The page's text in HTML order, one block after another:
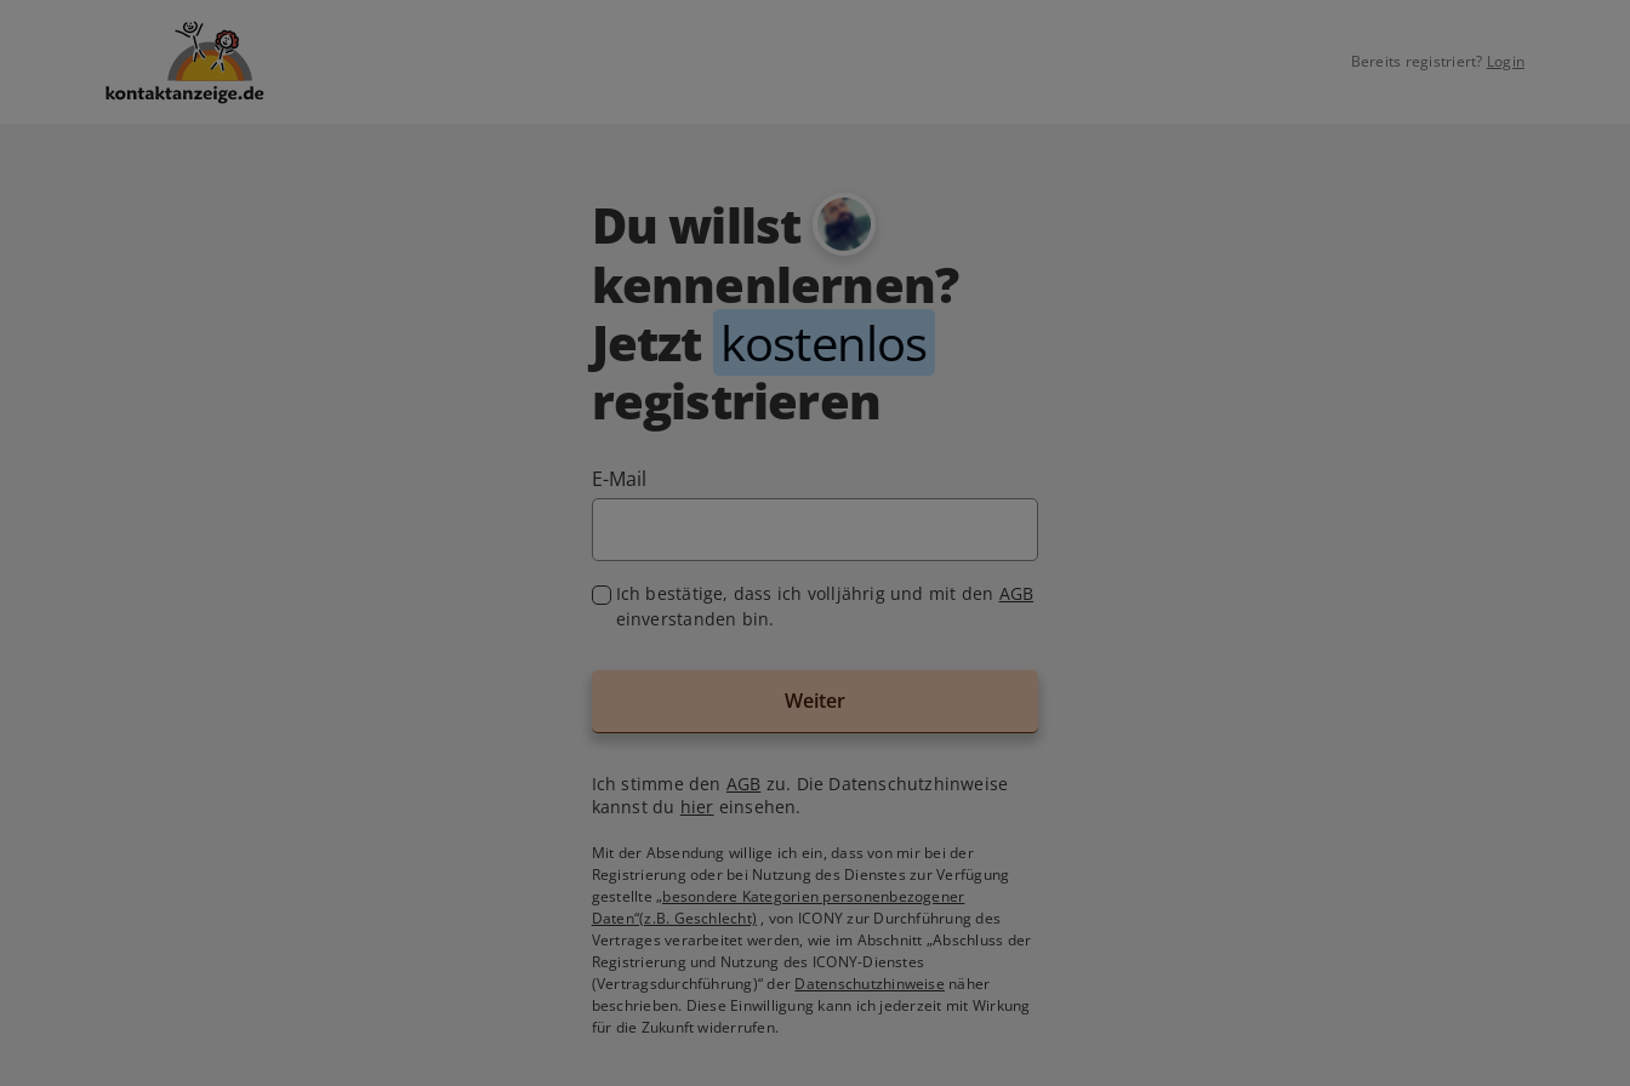
Bereits registriert? Login
Du willst
kennenlernen?
Jetzt kostenlos
registrieren
E-Mail
Ich bestätige, dass ich volljährig und mit den AGB
einverstanden bin.
Weiter
Ich stimme den AGB zu. Die Datenschutzhinweise
kannst du hier einsehen.
Mit der Absendung willige ich ein, dass von mir bei der
Registrierung oder bei Nutzung des Dienstes zur Verfügung
gestellte„besondere Kategorien personenbezogener
Daten“(z.B. Geschlecht) , von ICONY zur Durchführung des
Vertrages verarbeitet werden, wie im Abschnitt „Abschluss der
Registrierung und Nutzung des ICONY-Dienstes
(Vertragsdurchführung)“ der Datenschutzhinweise näher
beschrieben. Diese Einwilligung kann ich jederzeit mit Wirkung
für die Zukunft widerrufen.